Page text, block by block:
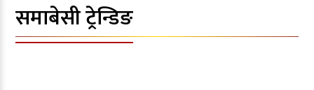
समाबेसी ट्रेन्डिङ